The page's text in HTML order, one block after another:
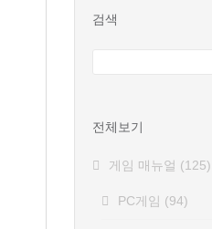
검색
전체보기
게임 매뉴얼 (125)
PC게임 (94)